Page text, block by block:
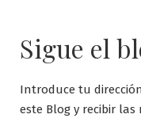
Sigue el
Introduce tu
este Blog y recibir